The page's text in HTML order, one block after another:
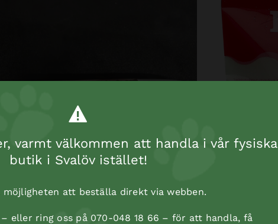
varmt välkommen att handla i vår fysiska
butik i Svalöv istället!
att beställa direkt via webben.
eller ring oss på 070-048 18 66 – för att handla, få